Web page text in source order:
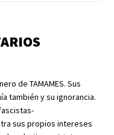
de TAMAMES. Sus
también y su ignorancia.
sus propios intereses